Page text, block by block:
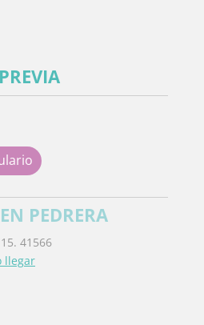
PEDRERA
41566
llegar